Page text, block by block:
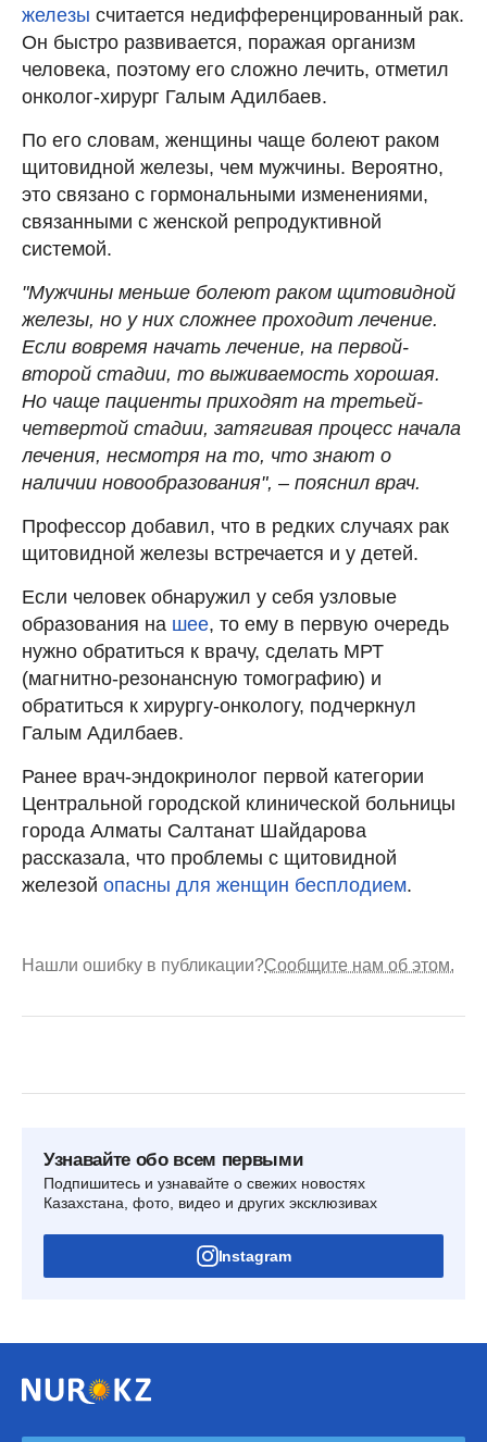
железы считается недифференцированный рак.
Он быстро развивается, поражая организм
человека, поэтому его сложно лечить, отметил
онколог-хирург Галым Адилбаев.
По его словам, женщины чаще болеют раком
щитовидной железы, чем мужчины. Вероятно,
это связано с гормональными изменениями,
связанными с женской репродуктивной
системой.
"Мужчины меньше болеют раком щитовидной
железы, но у них сложнее проходит лечение.
Если вовремя начать лечение, на первой-
второй стадии, то выживаемость хорошая.
Но чаще пациенты приходят на третьей-
четвертой стадии, затягивая процесс начала
лечения, несмотря на то, что знают о
наличии новообразования", – пояснил врач.
Профессор добавил, что в редких случаях рак
щитовидной железы встречается и у детей.
Если человек обнаружил у себя узловые
образования на шее, то ему в первую очередь
нужно обратиться к врачу, сделать МРТ
(магнитно-резонансную томографию) и
обратиться к хирургу-онкологу, подчеркнул
Галым Адилбаев.
Ранее врач-эндокринолог первой категории
Центральной городской клинической больницы
города Алматы Салтанат Шайдарова
рассказала, что проблемы с щитовидной
железой опасны для женщин бесплодием.
Нашли ошибку в публикации?Сообщите нам об этом.
Узнавайте обо всем первыми
Подпишитесь и узнавайте о свежих новостях
Казахстана, фото, видео и других эксклюзивах
Instagram